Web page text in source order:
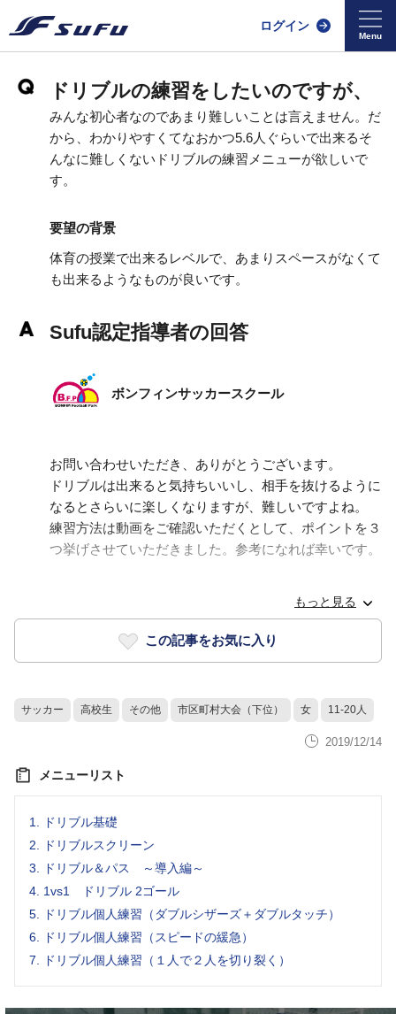
ログイン
ドリブルの練習をしたいのですが、
みんな初心者なのであまり難しいことは言えません。だ
から、わかりやすくてなおかつ5.6人ぐらいで出来るそ
んなに難しくないドリブルの練習メニューが欲しいで
す。
要望の背景
体育の授業で出来るレベルで、あまりスペースがなくて
も出来るようなものが良いです。
Sufu認定指導者の回答
ボンフィンサッカースクール
もっと見る
お問い合わせいただき、ありがとうございます。
ドリブルは出来ると気持ちいいし、相手を抜けるように
なるとさらいに楽しくなりますが、難しいですよね。
練習方法は動画をご確認いただくとして、ポイントを３
つ挙げさせていただきました。参考になれば幸いです。
しまうと一瞬自分の動きが止まる且つボールは体から離
れるという悪循環になります
③ボールを触りすぎると視線も姿勢も下がってしまうの
速く進みたいのならばその前はゆっくり、右に行きたい
テップになると思います。
上手くいかないことの方が多くなるかもしれませんが、
積極的に何度も仕掛けてくる攻撃陣は守備者にとっては
嫌なものですから、頑張って続けてください。
この記事をお気に入り
サッカー 高校生 その他 市区町村大会（下位） 女 11-20人
2019/12/14
メニューリスト
1.
ドリブル基礎
2.
ドリブルスクリーン
3.
ドリブル＆パス ～導入編～
4. 1vs1 ドリブル 2ゴール
5.
ドリブル個人練習（ダブルシザーズ＋ダブルタッチ）
6.
ドリブル個人練習（スピードの緩急）
7.
ドリブル個人練習（１人で２人を切り裂く）